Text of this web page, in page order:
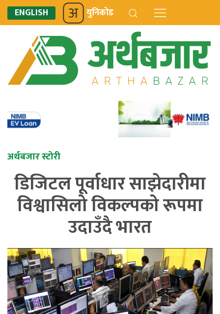
ENGLISH युनिकोड
अर्थबजार स्टोरी
डिजिटल पूर्वाधार साझेदारीमा
विश्वासिलो विकल्पको रूपमा
उदाउँदै भारत